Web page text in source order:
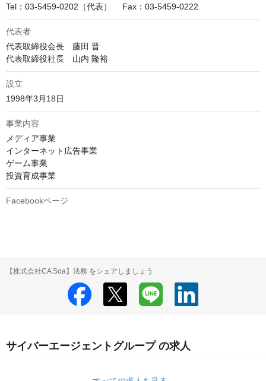
Tel：03-5459-0202（代表）　 Fax：03-5459-0222
代表者
代表取締役会長　藤田 晋
代表取締役社長　山内 隆裕
設立
1998年3月18日
事業内容
メディア事業
インターネット広告事業
ゲーム事業
投資育成事業
Facebookページ
【株式会社CA Soa】法務 をシェアしましょう
サイバーエージェントグループ の求人